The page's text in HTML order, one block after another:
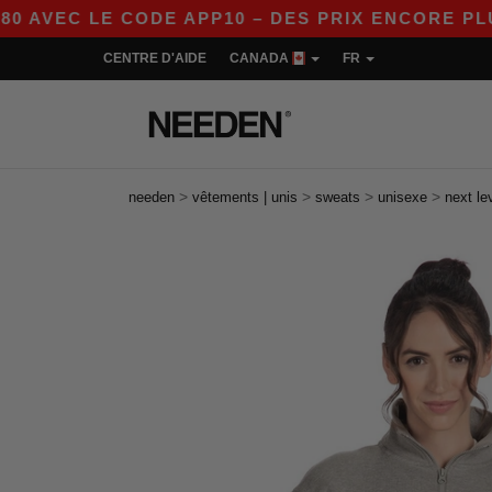
CODE APP10 – DES PRIX ENCORE PLUS
CENTRE D'AIDE CANADA FR
needen > vêtements | unis > sweats > unisexe > next